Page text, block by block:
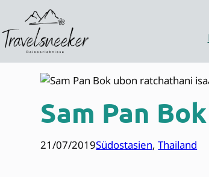
Inhalt
springen
Sam Pan
21/07/2019Südostasien, Thailand